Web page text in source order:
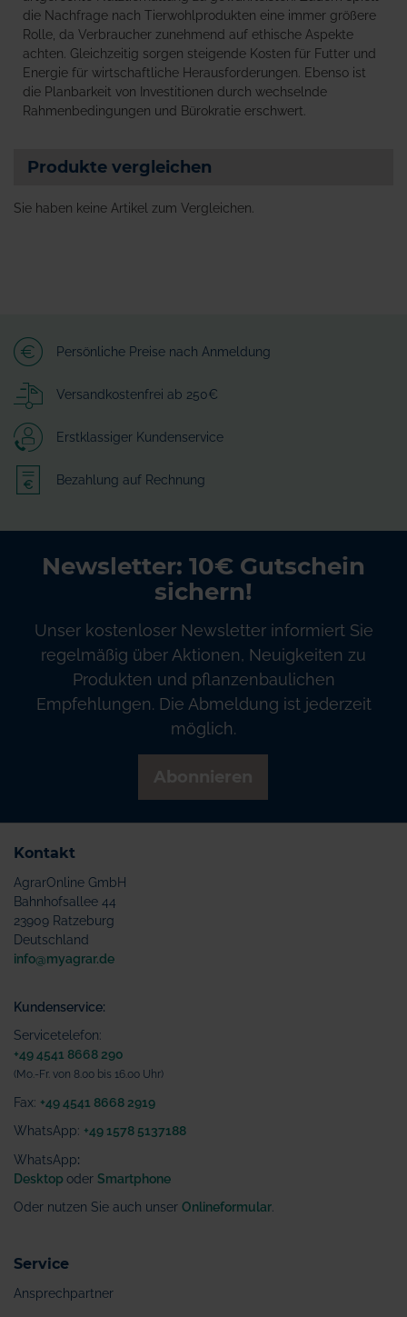
die Nachfrage nach Tierwohlprodukten eine immer größere
Rolle, da Verbraucher zunehmend auf ethische Aspekte
achten. Gleichzeitig sorgen steigende Kosten für Futter und
Energie für wirtschaftliche Herausforderungen. Ebenso ist
die Planbarkeit von Investitionen durch wechselnde
Rahmenbedingungen und Bürokratie erschwert.
Produkte vergleichen
Sie haben keine Artikel zum Vergleichen.
Persönliche Preise nach Anmeldung
Versandkostenfrei ab 250€
Erstklassiger Kundenservice
Bezahlung auf Rechnung
Newsletter: 10€ Gutschein
sichern!
Unser kostenloser Newsletter informiert Sie
regelmäßig über Aktionen, Neuigkeiten zu
Produkten und pflanzenbaulichen
Empfehlungen. Die Abmeldung ist jederzeit
möglich.
Kontakt
AgrarOnline GmbH
Bahnhofsallee 44
23909 Ratzeburg
Deutschland
info@myagrar.de
Kundenservice:
Servicetelefon:
+49 4541 8668 290
(Mo.-Fr. von 8.00 bis 16.00 Uhr)
Fax: +49 4541 8668 2919
WhatsApp: +49 1578 5137188
WhatsApp:
Desktop oder Smartphone
Oder nutzen Sie auch unser Onlineformular
Service
Ansprechpartner